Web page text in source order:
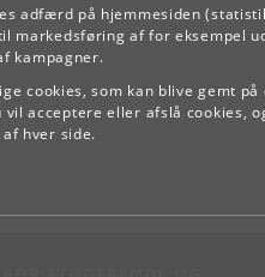
adfærd på hjemmesiden
markedsføring af for eksempel
kampagner.
cookies, som kan blive gemt
acceptere eller afslå cookies,
hver side.